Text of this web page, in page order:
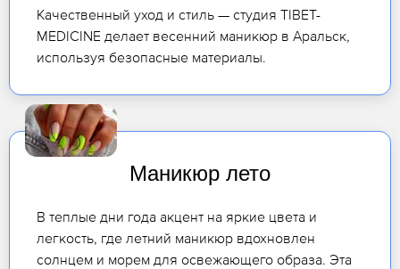
Качественный уход и стиль — студия TIBET-
MEDICINE делает весенний маникюр в Аральск,
используя безопасные материалы.
Маникюр лето
В теплые дни года акцент на яркие цвета и
легкость, где летний маникюр вдохновлен
солнцем и морем для освежающего образа. Эта